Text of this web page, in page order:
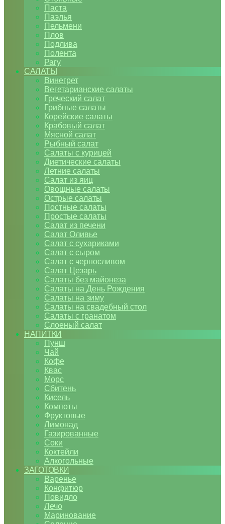
Паста
Паэлья
Пельмени
Плов
Подлива
Полента
Рагу
САЛАТЫ
Винегрет
Вегетарианские салаты
Греческий салат
Грибные салаты
Корейские салаты
Крабовый салат
Мясной салат
Рыбный салат
Салаты с курицей
Диетические салаты
Летние салаты
Салат из яиц
Овощные салаты
Острые салаты
Постные салаты
Простые салаты
Салат из печени
Салат Оливье
Салат с сухариками
Салат с сыром
Салат с черносливом
Салат Цезарь
Салаты без майонеза
Салаты на День Рождения
Салаты на зиму
Салаты на свадебный стол
Салаты с гранатом
Слоеный салат
НАПИТКИ
Пунш
Чай
Кофе
Квас
Морс
Сбитень
Кисель
Компоты
Фруктовые
Лимонад
Газированные
Соки
Коктейли
Алкогольные
ЗАГОТОВКИ
Варенье
Конфитюр
Повидло
Лечо
Маринование